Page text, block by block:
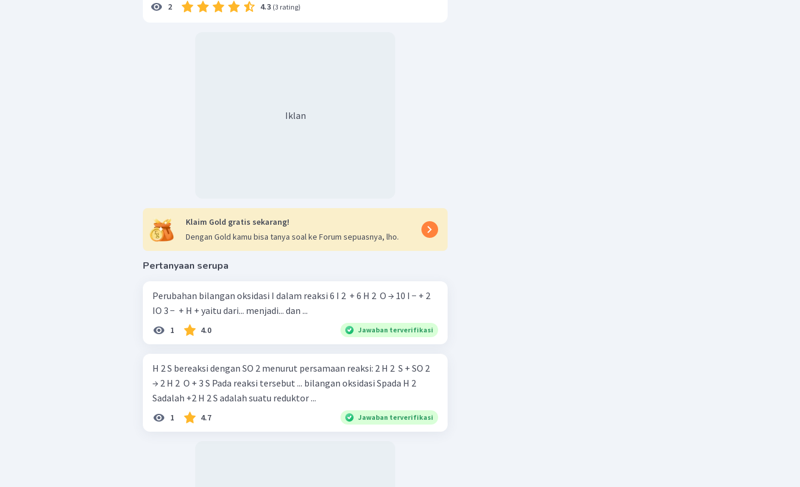
2 4.3 (3 rating)
Iklan
Klaim Gold gratis sekarang!
Dengan Gold kamu bisa tanya soal ke Forum sepuasnya, lho.
Pertanyaan serupa
Perubahan bilangan oksidasi I dalam reaksi 6 I 2 ​ + 6 H 2 ​ O → 10 I − + 2
IO 3 − ​ + H + yaitu dari... menjadi... dan ...
1 4.0 Jawaban terverifikasi
H 2 S bereaksi dengan SO 2 menurut persamaan reaksi: 2 H 2 ​ S + SO 2 ​
→ 2 H 2 ​ O + 3 S Pada reaksi tersebut ... bilangan oksidasi Spada H 2
Sadalah +2 H 2 S adalah suatu reduktor ...
1 4.7 Jawaban terverifikasi